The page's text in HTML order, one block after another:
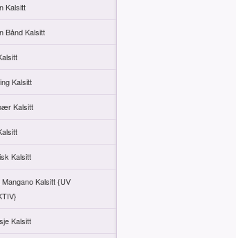
Kalsitt
Bånd Kalsitt
Kalsitt
Kalsitt
Kalsitt
Mangano Kalsitt {UV
Kalsitt